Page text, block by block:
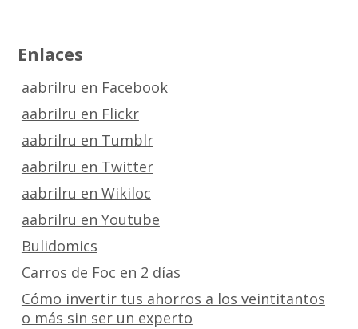
Enlaces
aabrilru en Facebook
aabrilru en Flickr
aabrilru en Tumblr
aabrilru en Twitter
aabrilru en Wikiloc
aabrilru en Youtube
Bulidomics
Carros de Foc en 2 días
Cómo invertir tus ahorros a los veintitantos
o más sin ser un experto